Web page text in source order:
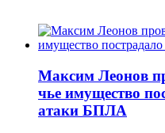
Максим Леонов
чье имущество
атаки БПЛА